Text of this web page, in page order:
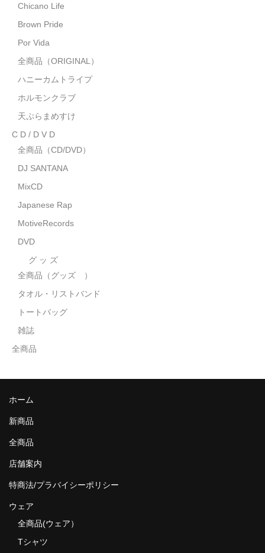
DJ SANTANA
Japanese Rap
MotiveRecords
グ ッ ズ
タオル・リストバンド
トートバッグ
全商品
Chicano Life
Brown Pride
Por Vida
全商品（ORIGINAL）
ハニーカムトライプ
ホルモンクラブ
天ぷらまめすけ
C D / D V D
全商品（CD/DVD）
DJ SANTANA
MixCD
Japanese Rap
MotiveRecords
DVD
グ ッ ズ
全商品（グッズ ）
タオル・リストバンド
トートバッグ
雑誌
全商品
ホーム
新商品
全商品
店舗案内
特商法/プラバイシーポリシー
ウェア
全商品(ウェア）
Tシャツ